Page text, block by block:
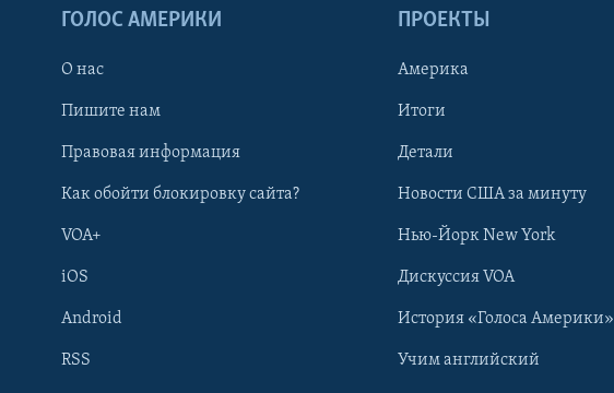
ГОЛОС АМЕРИКИ
О нас
Пишите нам
Правовая информация
Как обойти блокировку сайта?
VOA+
iOS
Android
RSS
ПРОЕКТЫ
Америка
Итоги
Детали
Новости США за минуту
Нью-Йорк New York
Дискуссия VOA
История «Голоса Америки»
Учим английский